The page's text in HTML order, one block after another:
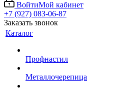
ВойтиМой кабинет
+7 (927) 083-06-87
Заказать звонок
Каталог
Профнастил
Металлочерепица